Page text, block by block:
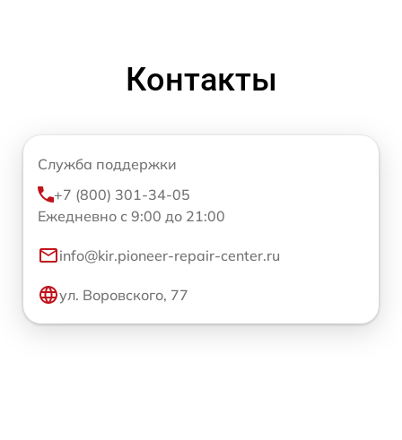
Контакты
Служба поддержки
+7 (800) 301-34-05
Ежедневно с 9:00 до 21:00
info@kir.pioneer-repair-center.ru
ул. Воровского, 77